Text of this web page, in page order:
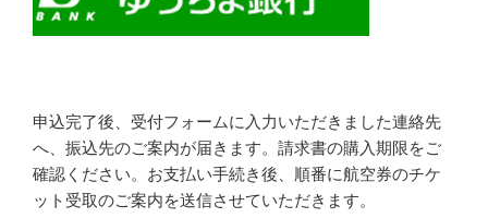
申込完了後、受付フォームに入力いただきました連絡先
へ、振込先のご案内が届きます。請求書の購入期限をご
確認ください。お支払い手続き後、順番に航空券のチケ
ット受取のご案内を送信させていただきます。